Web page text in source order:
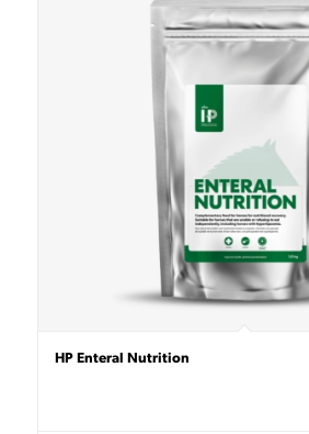
HP Enteral Nutrition